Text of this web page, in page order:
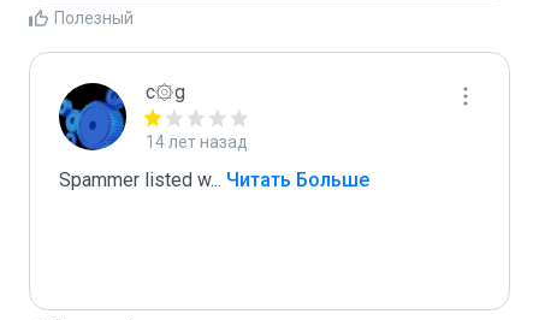
Полезный
c۞g
14 лет назад
Spammer listed w... Читать Больше